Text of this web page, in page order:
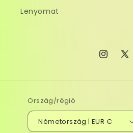
Lenyomat
Instagram
X
Ország/régió
Németország | EUR €